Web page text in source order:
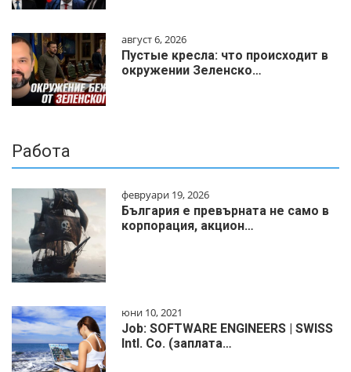
август 6, 2026
Пустые кресла: что происходит в
окружении Зеленско…
Работа
февруари 19, 2026
България е превърната не само в
корпорация, акцион…
юни 10, 2021
Job: SOFTWARE ENGINEERS | SWISS
Intl. Co. (заплата…